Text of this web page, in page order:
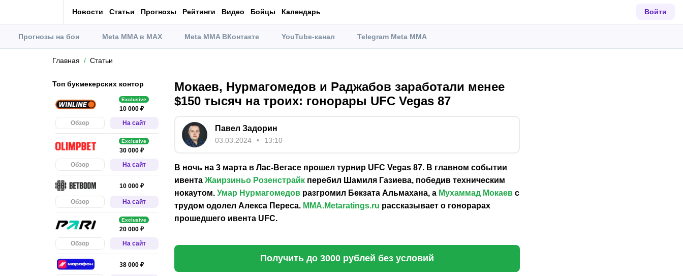
Новости Статьи Прогнозы Рейтинги Видео Бойцы Календарь Войти
Прогнозы на бои Meta MMA в MAX Meta MMA ВКонтакте YouTube-канал Telegram Meta MMA
Главная Статьи
Мокаев, Нурмагомедов и Раджабов заработали менее
$150 тысяч на троих: гонорары UFC Vegas 87
Павел Задорин
03.03.2024 13:10
В ночь на 3 марта в Лас-Вегасе прошел турнир UFC Vegas 87. В главном событии
ивента Жаирзиньо Розенстрайк перебил Шамиля Газиева, победив техническим
нокаутом. Умар Нурмагомедов разгромил Бекзата Альмахана, а Мухаммад Мокаев с
трудом одолел Алекса Переса. MMA.Metaratings.ru рассказывает о гонорарах
прошедшего ивента UFC.
Получить до 3000 рублей без условий
Топ букмекерских контор
Exclusive
10 000 ₽
Обзор
На сайт
Exclusive
30 000 ₽
Обзор
На сайт
10 000 ₽
Обзор На сайт
Exclusive
20 000 ₽
Обзор
На сайт
38 000 ₽